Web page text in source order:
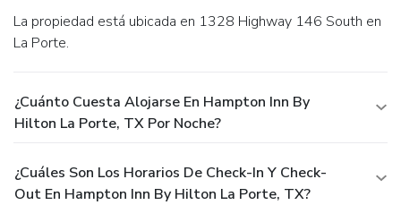
La propiedad está ubicada en 1328 Highway 146 South en
La Porte.
¿Cuánto Cuesta Alojarse En Hampton Inn By
Hilton La Porte, TX Por Noche?
¿Cuáles Son Los Horarios De Check-In Y Check-
Out En Hampton Inn By Hilton La Porte, TX?